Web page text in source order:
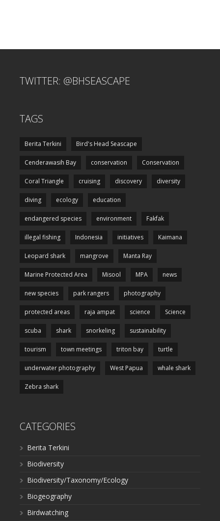
TWITTER: @BHSEASCAPE
TAGS
Berita Terkini Bird's Head Seascape
Cenderawasih Bay conservation Conservation
Coral Triangle cruising discovery diversity
diving ecology education
endangered species environment Fakfak
illegal fishing Indonesia initiatives Kaimana
Leopard shark mangrove Manta Ray
Marine Protected Area Misool MPA news
new species park rangers photography
protected areas raja ampat science Science
scuba shark snorkeling sustainability
tourism town meetings triton bay turtle
underwater photography West Papua whale shark
Zebra shark
CATEGORIES
Berita Terkini
Biodiversity
Biodiversity/Taxonomy/Ecology
Biogeography
Birdwatching